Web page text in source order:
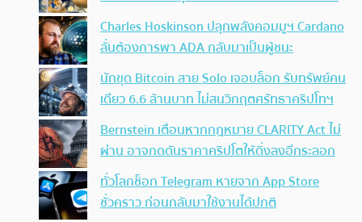
Charles Hoskinson ปลุกพลังคอมมูฯ Cardano
ลั่นต้องการพา ADA กลับมาเป็นผู้ชนะ
นักขุด Bitcoin สาย Solo เจอบล็อก รับทรัพย์คน
เดียว 6.6 ล้านบาท ไม่สนวิกฤตศรัทธาคริปโทฯ
Bernstein เตือนหากกฎหมาย CLARITY Act ไม่
ผ่าน อาจกดดันราคาคริปโตให้ดิ่งลงอีกระลอก
ทั่วโลกช็อก Telegram หายจาก App Store
ชั่วคราว ก่อนกลับมาใช้งานได้ปกติ